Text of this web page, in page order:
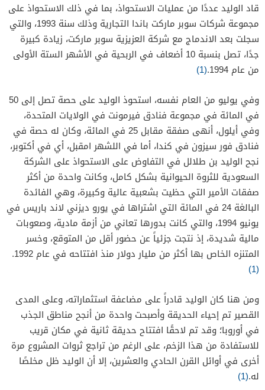
قاد الوليد عددًا من عمليات الاستحواذ، بما في ذلك الاستحواذ على
مجموعة شركات سوبر ماركت باندا التجارية وذلك سنة 1993، والتي
سجلت بعد الاندماج مع شركة العزيزية سوبر ماركت، زيادة كبيرة
جدًا، تصل بنسبة 10 أضعاف في الربحية في الأشهر الستة الأولى
من عام 1994.
(1)
وفي يوليو من العام نفسه، استحوذ الوليد على حصة تصل إلى 50
في المائة في مجموعة فنادق فيرمونت في الولايات المتحدة،
وفي أيلول، أنهى صفقة مقابل 25 في المائة، وكان له حصة في
فنادق فور سيزون في كندا، أما في اللشهر امقبل، أي في أكتوبر،
نجح الوليد بن طلالل في التفاوض على الاستحواذ على الشركة
السعودية للثروة الحيوانية بشكل كامل، وكانت واحدة من أكثر
صفقات الأمير التي حظيت بشعبية عالية وكبيرة، وهي الفائدة
البالغة 24 في المائة التي اشتراها في يورو ديزني لاند باريس في
يونيو 1994، والتي كانت بدورها تعاني من أزمة مادية، وصعوبات
مالية شديدة، إذ نتجت جزئياً عن حضور أقل من المتوقع، وخسر
المتنزه الخاص بها أكثر من مليار دولار منذ افتتاحه في عام 1992.
(1)
ومن هنا كان الوليد قادراً على مضاعفة استثماراته، وعلى المدى
القصير تم إحياء الحديقة وأصبحت واحدة من أنجح مناطق الجذب
في أوروبا؛ وقد تم لاحقًا افتتاح حديقة ثانية في مكان قريب
للاستفادة من هذا الزخم، على الرغم من تراجع ثروات المشروع مرة
أخرى في أوائل القرن الحادي والعشرين، إلا أن الوليد ظل مخلصًا
له.(1)